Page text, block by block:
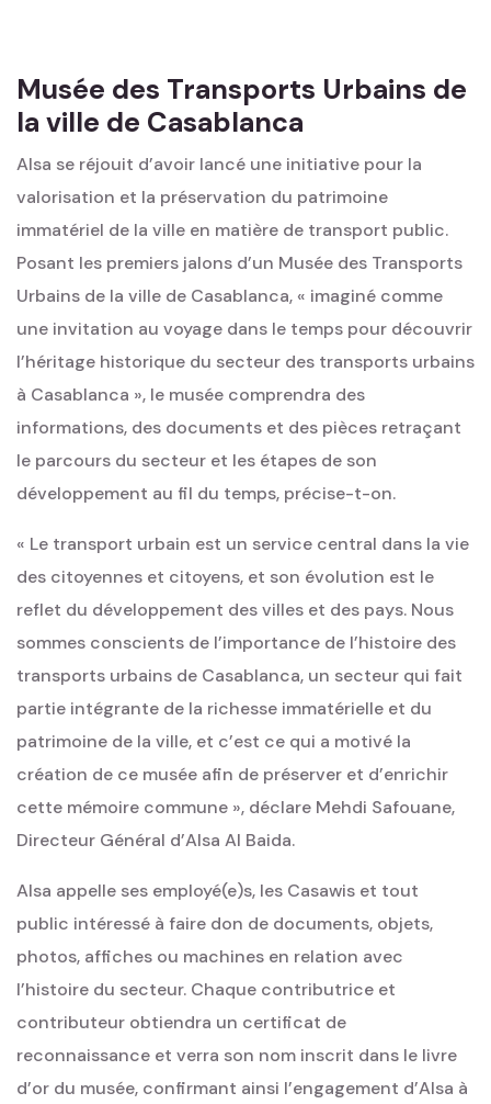
Musée des Transports Urbains de
la ville de Casablanca
Alsa se réjouit d’avoir lancé une initiative pour la
valorisation et la préservation du patrimoine
immatériel de la ville en matière de transport public.
Posant les premiers jalons d’un Musée des Transports
Urbains de la ville de Casablanca, « imaginé comme
une invitation au voyage dans le temps pour découvrir
l’héritage historique du secteur des transports urbains
à Casablanca », le musée comprendra des
informations, des documents et des pièces retraçant
le parcours du secteur et les étapes de son
développement au fil du temps, précise-t-on.
« Le transport urbain est un service central dans la vie
des citoyennes et citoyens, et son évolution est le
reflet du développement des villes et des pays. Nous
sommes conscients de l’importance de l’histoire des
transports urbains de Casablanca, un secteur qui fait
partie intégrante de la richesse immatérielle et du
patrimoine de la ville, et c’est ce qui a motivé la
création de ce musée afin de préserver et d’enrichir
cette mémoire commune », déclare Mehdi Safouane,
Directeur Général d’Alsa Al Baida.
Alsa appelle ses employé(e)s, les Casawis et tout
public intéressé à faire don de documents, objets,
photos, affiches ou machines en relation avec
l’histoire du secteur. Chaque contributrice et
contributeur obtiendra un certificat de
reconnaissance et verra son nom inscrit dans le livre
d’or du musée, confirmant ainsi l’engagement d’Alsa à